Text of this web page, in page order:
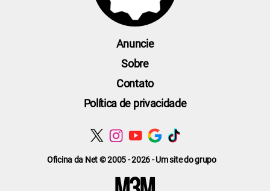
Oficina da Net © 2005 - 2026 - Um site do grupo
Anuncie
Sobre
Contato
Política de privacidade